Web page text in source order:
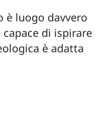
è luogo davvero
di ispirare
è adatta